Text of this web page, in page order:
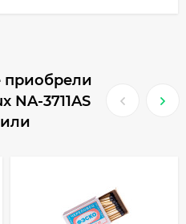
приобрели
NA-3711AS